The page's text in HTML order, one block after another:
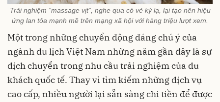
Trải nghiệm “massage vịt”, nghe qua có vẻ kỳ lạ, lại tạo nên hiệu
ứng lan tỏa mạnh mẽ trên mạng xã hội với hàng triệu lượt xem.
Một trong những chuyển động đáng chú ý của
ngành du lịch Việt Nam những năm gần đây là sự
dịch chuyển trong nhu cầu trải nghiệm của du
khách quốc tế. Thay vì tìm kiếm những dịch vụ
cao cấp, nhiều người lại sẵn sàng chi tiền để được